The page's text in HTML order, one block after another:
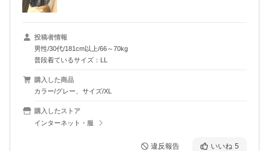
投稿者情報
男性/30代/181cm以上/66～70kg
普段着ているサイズ：LL
購入した商品
カラー/グレー、サイズ/XL
購入したストア
インターネット・服
違反報告 いいね 5